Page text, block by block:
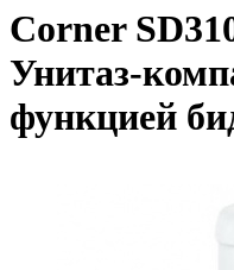
Corner
Унитаз-
функцией